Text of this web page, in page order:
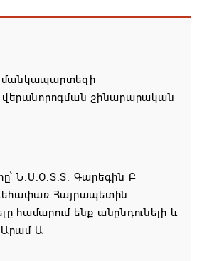
մանկապարտեզի
վերանորոգման շինարարական
Ն.Ս.Օ.Տ.Տ. Գարեգին Բ
Հայրապետին
համարում ենք անընդունելի և
Ա